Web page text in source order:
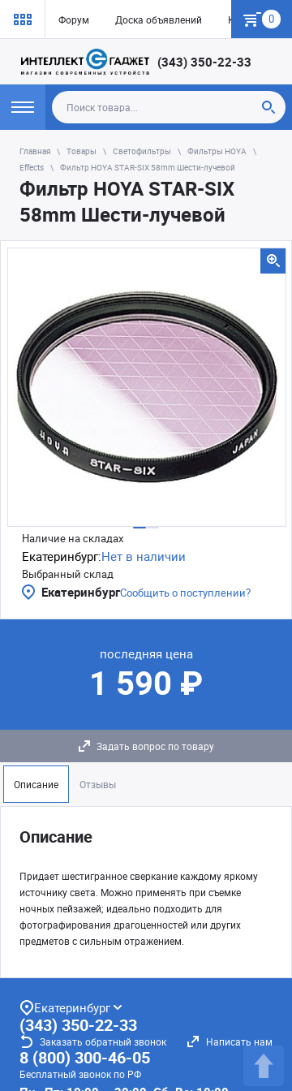
Форум Доска объявлений Как купить
0
(343) 350-22-33
Главная Товары Светофильтры
Фильтры HOYA
Effects
Фильтр HOYA STAR-SIX 58mm Шести-лучевой
Фильтр HOYA STAR-SIX
58mm Шести-лучевой
Наличие на складах
Екатеринбург:Нет в наличии
Выбранный склад
ЕкатеринбургСообщить о поступлении?
последняя цена
1 590 ₽
Задать вопрос по товару
Описание Отзывы
Описание
Придает шестигранное сверкание каждому яркому
источнику света. Можно применять при съемке
ночных пейзажей; идеально подходить для
фотографирования драгоценностей или других
предметов с сильным отражением.
Екатеринбург
(343) 350-22-33
Заказать обратный звонок Написать нам
8 (800) 300-46-05
Бесплатный звонок по РФ